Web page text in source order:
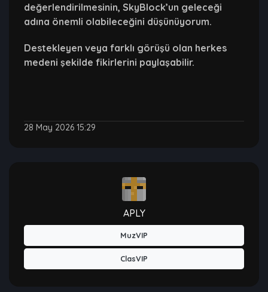
değerlendirilmesinin, SkyBlock’un geleceği
adına önemli olabileceğini düşünüyorum.
Destekleyen veya farklı görüşü olan herkes
medeni şekilde fikirlerini paylaşabilir.
28 May 2026 15:29
APLY
MuzVIP
ClasVIP